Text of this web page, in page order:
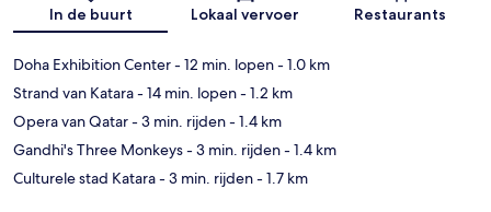
In de buurt Lokaal vervoer Restaurants
Doha Exhibition Center- 12 min. lopen- 1.0 km
Strand van Katara- 14 min. lopen- 1.2 km
Opera van Qatar- 3 min. rijden- 1.4 km
Gandhi's Three Monkeys- 3 min. rijden- 1.4 km
Culturele stad Katara- 3 min. rijden- 1.7 km